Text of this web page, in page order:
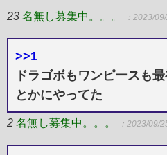
23 名無し募集中。。。 ：2023/
>>1
ドラゴボもワンピースも
とかにやってた
2 名無し募集中。。。 ：2023/09/